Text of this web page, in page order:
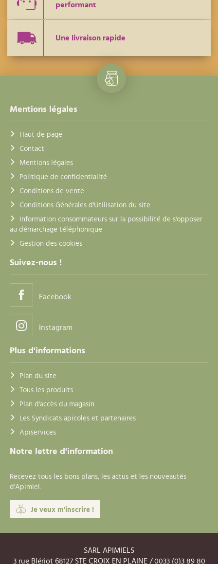
performant
Une livraison rapide
Mentions légales
Haut de page
Contact
Mentions légales
Politique de confidentialité
Conditions de vente
Conditions Générales d'Utilisation du site
Information consommateurs sur la possibilité de s'opposer
au démarchage téléphonique
Gestion des cookies
Suivez-nous !
Facebook
Instagram
Plus d'informations
Plan du site
Tous les produits
Plan d'accès du magasin
Les Syndicats apicoles et partenaires
Apiservices
Notre lettre d'information
Recevez tous les bons plans, les actus et les nouveautés
d'Apimiel.
Je veux m'inscrire !
SARL APIMIELS
3 rue Blériot 68127 STE CROIX EN PLAINE / 0033 (0)3 89 80